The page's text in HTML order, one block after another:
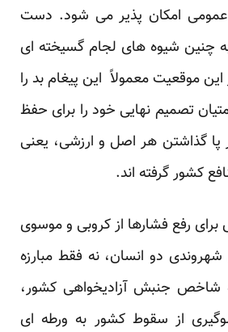
امکان پذیر می شود. دست
چنین شیوه های لجام گسیخته ای
موقعیت معمولاً این پیغام بد را
تصمیم نهایی خود را برای حفظ
پا گذاشتن هر اصل و ارزشی، یعنی
کشور گرفته اند.
رفع فشارها از کروبی و موسوی
دو انسان، نه فقط مبارزه
شاخص جنبش آزادیخواهی کشور،
از سقوط کشور به ورطه ای